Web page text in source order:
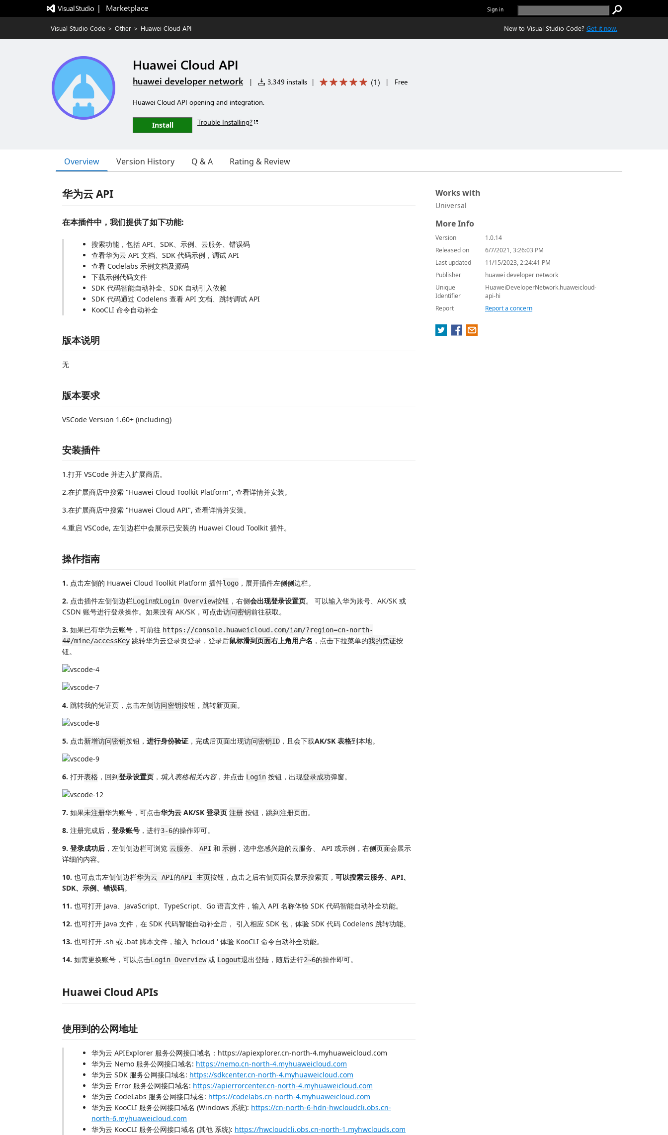
|   Marketplace Sign in
Visual Studio Code > Other > Huawei Cloud API New to Visual Studio Code? Get it now.
Huawei Cloud API
huawei developer network | 3,349 installs | (1) | Free
Huawei Cloud API opening and integration.
Install Trouble Installing?
Overview Version History Q & A Rating & Review
华为云 API
在本插件中，我们提供了如下功能:
搜索功能，包括 API、SDK、示例、云服务、错误码
查看华为云 API 文档、SDK 代码示例，调试 API
查看 Codelabs 示例文档及源码
下载示例代码文件
SDK 代码智能自动补全、SDK 自动引入依赖
SDK 代码通过 Codelens 查看 API 文档、跳转调试 API
KooCLI 命令自动补全
版本说明
无
版本要求
VSCode Version 1.60+ (including)
安装插件
1.打开 VSCode 并进入扩展商店。
2.在扩展商店中搜索 "Huawei Cloud Toolkit Platform", 查看详情并安装。
3.在扩展商店中搜索 "Huawei Cloud API", 查看详情并安装。
4.重启 VSCode, 左侧边栏中会展示已安装的 Huawei Cloud Toolkit 插件。
操作指南
1. 点击左侧的 Huawei Cloud Toolkit Platform 插件logo ，展开插件左侧侧边栏。
2. 点击插件左侧侧边栏Login或Login Overview按钮，右侧会出现登录设置页。 可以输入华为账号、AK/SK 或
CSDN 账号进行登录操作。如果没有 AK/SK，可点击访问密钥前往获取。
3. 如果已有华为云账号，可前往 https://console.huaweicloud.com/iam/?region=cn-north-
4#/mine/accessKey 跳转华为云登录页登录，登录后鼠标滑到页面右上角用户名 ，点击下拉菜单的我的凭证按
钮。
4. 跳转我的凭证页，点击左侧访问密钥按钮，跳转新页面。
5. 点击新增访问密钥按钮， 进行身份验证 ，完成后页面出现访问密钥ID ，且会下载AK/SK 表格到本地。
6. 打开表格 ，回到登录设置页 ， 填入表格相关内容，并点击 Login 按钮，出现登录成功弹窗。
7. 如果未注册华为账号，可点击华为云 AK/SK 登录页 注册 按钮，跳到注册页面。
8. 注册完成后， 登录账号 ，进行3-6的操作即可。
9. 登录成功后 ，左侧侧边栏可浏览 云服务、 API 和 示例 ，选中您感兴趣的云服务、 API 或示例，右侧页面会展示
详细的内容。
10. 也可点击左侧侧边栏华为云 API的API 主页按钮，点击之后右侧页面会展示搜索页， 可以搜索云服务、API、
SDK、示例、错误码。
11. 也可打开 Java、JavaScript、TypeScript、Go 语言文件，输入 API 名称体验 SDK 代码智能自动补全功能。
12. 也可打开 Java 文件，在 SDK 代码智能自动补全后， 引入相应 SDK 包，体验 SDK 代码 Codelens 跳转功能。
13. 也可打开 .sh 或 .bat 脚本文件，输入 'hcloud ' 体验 KooCLI 命令自动补全功能。
14. 如需更换账号，可以点击Login Overview或 Logout退出登陆，随后进行2~6的操作即可。
Huawei Cloud APIs
使用到的公网地址
华为云 APIExplorer 服务公网接口域名：https://apiexplorer.cn-north-4.myhuaweicloud.com
华为云 Nemo 服务公网接口域名: https://nemo.cn-north-4.myhuaweicloud.com
华为云 SDK 服务公网接口域名: https://sdkcenter.cn-north-4.myhuaweicloud.com
华为云 Error 服务公网接口域名: https://apierrorcenter.cn-north-4.myhuaweicloud.com
华为云 CodeLabs 服务公网接口域名: https://codelabs.cn-north-4.myhuaweicloud.com
华为云 KooCLI 服务公网接口域名 (Windows 系统): https://cn-north-6-hdn-hwcloudcli.obs.cn-
north-6.myhuaweicloud.com
华为云 KooCLI 服务公网接口域名 (其他 系统): https://hwcloudcli.obs.cn-north-1.myhwclouds.com
Works with
Universal
More Info
Version
1.0.14
Released on
6/7/2021, 3:26:03 PM
Last updated
11/15/2023, 2:24:41 PM
Publisher
huawei developer network
Unique
Identifier
HuaweiDeveloperNetwork.huaweicloud-
api-hi
Report
Report a concern